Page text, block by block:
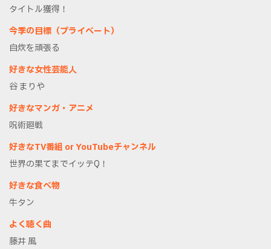
タイトル獲得！
今季の目標（プライベート）
自炊を頑張る
好きな女性芸能人
谷 まりや
好きなマンガ・アニメ
呪術廻戦
好きなTV番組 or YouTubeチャンネル
世界の果てまでイッテQ！
好きな食べ物
牛タン
よく聴く曲
藤井 風